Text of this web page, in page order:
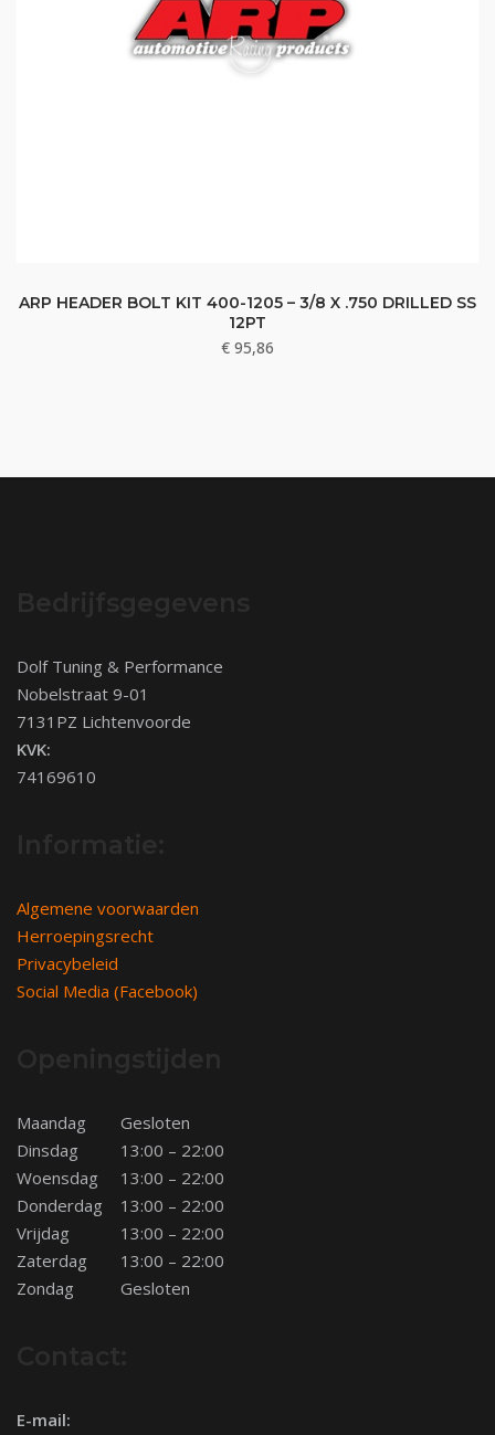
ARP HEADER BOLT KIT 400-1205 – 3/8 X .750 DRILLED SS
12PT
€ 95,86
Dolf Tuning & Performance
Nobelstraat 9-01
7131PZ Lichtenvoorde
KVK:
74169610
Algemene voorwaarden
Herroepingsrecht
Privacybeleid
Social Media (Facebook)
Maandag
Gesloten
Dinsdag
13:00 – 22:00
Woensdag
13:00 – 22:00
Donderdag
13:00 – 22:00
Vrijdag
13:00 – 22:00
Zaterdag
13:00 – 22:00
Zondag
Gesloten
E-mail: